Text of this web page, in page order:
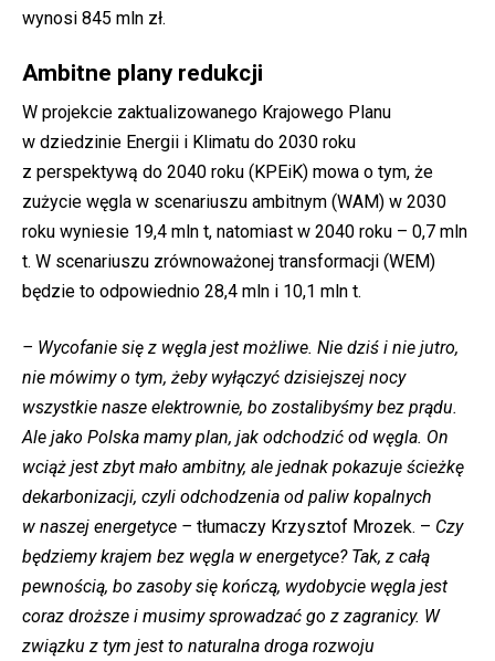
wynosi 845 mln zł.
Ambitne plany redukcji
W projekcie zaktualizowanego Krajowego Planu
w dziedzinie Energii i Klimatu do 2030 roku
z perspektywą do 2040 roku (KPEiK) mowa o tym, że
zużycie węgla w scenariuszu ambitnym (WAM) w 2030
roku wyniesie 19,4 mln t, natomiast w 2040 roku – 0,7 mln
t. W scenariuszu zrównoważonej transformacji (WEM)
będzie to odpowiednio 28,4 mln i 10,1 mln t.
– Wycofanie się z węgla jest możliwe. Nie dziś i nie jutro,
nie mówimy o tym, żeby wyłączyć dzisiejszej nocy
wszystkie nasze elektrownie, bo zostalibyśmy bez prądu.
Ale jako Polska mamy plan, jak odchodzić od węgla. On
wciąż jest zbyt mało ambitny, ale jednak pokazuje ścieżkę
dekarbonizacji, czyli odchodzenia od paliw kopalnych
w naszej energetyce – tłumaczy Krzysztof Mrozek. – Czy
będziemy krajem bez węgla w energetyce? Tak, z całą
pewnością, bo zasoby się kończą, wydobycie węgla jest
coraz droższe i musimy sprowadzać go z zagranicy. W
związku z tym jest to naturalna droga rozwoju